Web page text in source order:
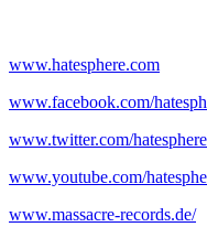
www.hatesphere.com
www.facebook.com/
www.twitter.com/
www.youtube.com/
www.massacre-records.de/